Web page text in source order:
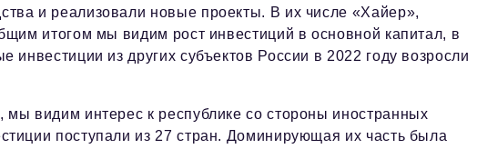
и реализовали новые проекты. В их числе «Хайер»,
итогом мы видим рост инвестиций в основной капитал, в
из других субъектов России в 2022 году возросли
видим интерес к республике со стороны иностранных
поступали из 27 стран. Доминирующая их часть была